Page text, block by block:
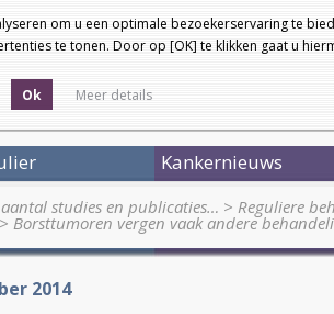
om u een optimale bezoekerservaring te
te tonen. Door op [OK] te klikken gaat u
Ok Meer details
Kankernieuws
studies en publicaties… > Reguliere
> Borsttumoren vergen vaak andere
2014